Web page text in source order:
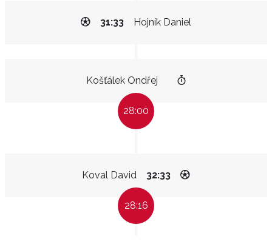
Hojník Daniel
31:33
Košťálek Ondřej
28:00
Koval David 32:33
28:16